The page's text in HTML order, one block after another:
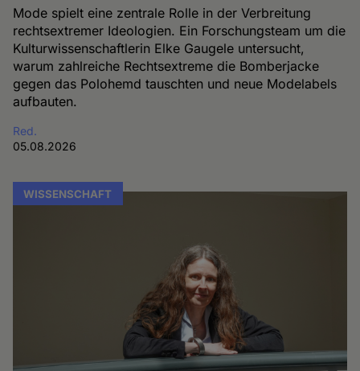
Mode spielt eine zentrale Rolle in der Verbreitung
rechtsextremer Ideologien. Ein Forschungsteam um die
Kulturwissenschaftlerin Elke Gaugele untersucht,
warum zahlreiche Rechtsextreme die Bomberjacke
gegen das Polohemd tauschten und neue Modelabels
aufbauten.
Red.
05.08.2026
WISSENSCHAFT